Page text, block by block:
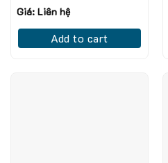
Giá: Liên hệ
Add to cart